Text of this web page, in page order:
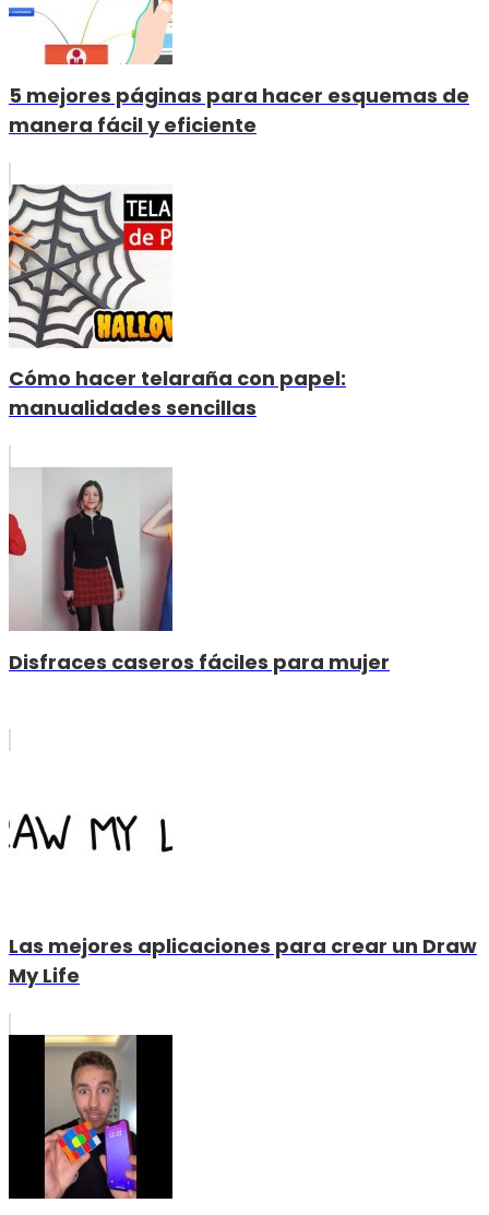
5 mejores páginas para hacer esquemas de
manera fácil y eficiente
Cómo hacer telaraña con papel:
manualidades sencillas
Disfraces caseros fáciles para mujer
Las mejores aplicaciones para crear un Draw
My Life